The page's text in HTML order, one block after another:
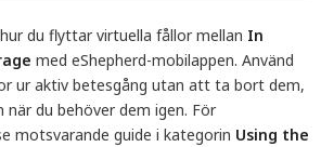
du flyttar virtuella fållor mellan In
med eShepherd-mobilappen. Använd
ur aktiv betesgång utan att ta bort dem,
du behöver dem igen. För
motsvarande guide i kategorin Using the